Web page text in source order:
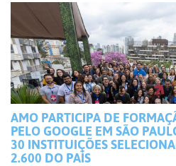
AMO PARTICIPA DE
PELO GOOGLE EM SÃO
30 INSTITUIÇÕES
2.600 DO PAÍS